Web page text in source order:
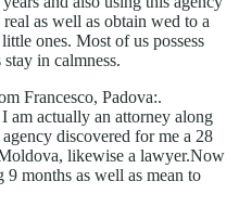
as well as obtain wed to a
ones. Most of us possess
in calmness.
Francesco, Padova:.
am actually an attorney along
discovered for me a 28
likewise a lawyer.Now
months as well as mean to